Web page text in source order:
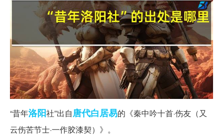
“昔年洛阳社”出自唐代白居易的《秦中吟十首·伤友（又
云伤苦节士·一作胶漆契）》。